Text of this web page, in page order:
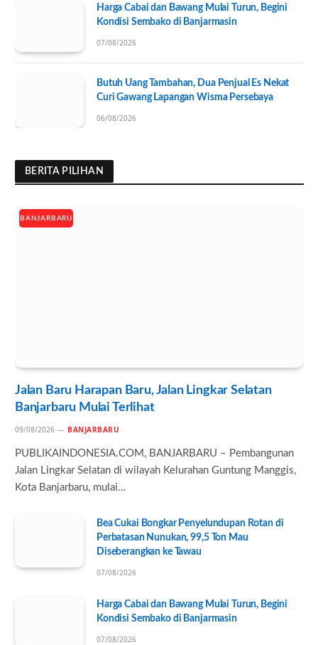
Harga Cabai dan Bawang Mulai Turun, Begini
Kondisi Sembako di Banjarmasin
07/08/2026
Butuh Uang Tambahan, Dua Penjual Es Nekat
Curi Gawang Lapangan Wisma Persebaya
06/08/2026
BERITA PILIHAN
BANJARBARU
Jalan Baru Harapan Baru, Jalan Lingkar Selatan
Banjarbaru Mulai Terlihat
09/08/2026 BANJARBARU
PUBLIKAINDONESIA.COM, BANJARBARU – Pembangunan
Jalan Lingkar Selatan di wilayah Kelurahan Guntung Manggis,
Kota Banjarbaru, mulai…
Bea Cukai Bongkar Penyelundupan Rotan di
Perbatasan Nunukan, 99,5 Ton Mau
Diseberangkan ke Tawau
07/08/2026
Harga Cabai dan Bawang Mulai Turun, Begini
Kondisi Sembako di Banjarmasin
07/08/2026